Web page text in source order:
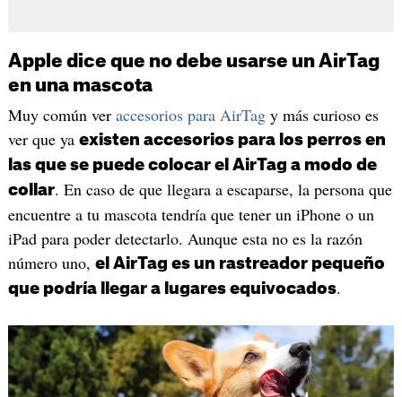
Apple dice que no debe usarse un AirTag
en una mascota
Muy común ver accesorios para AirTagy más curioso es
ver que ya existen accesorios para los perros en
las que se puede colocar el AirTag a modo de
collar. En caso de que llegara a escaparse, la persona que
encuentre a tu mascota tendría que tener un iPhone o un
iPad para poder detectarlo. Aunque esta no es la razón
número uno, el AirTag es un rastreador pequeño
que podría llegar a lugares equivocados.